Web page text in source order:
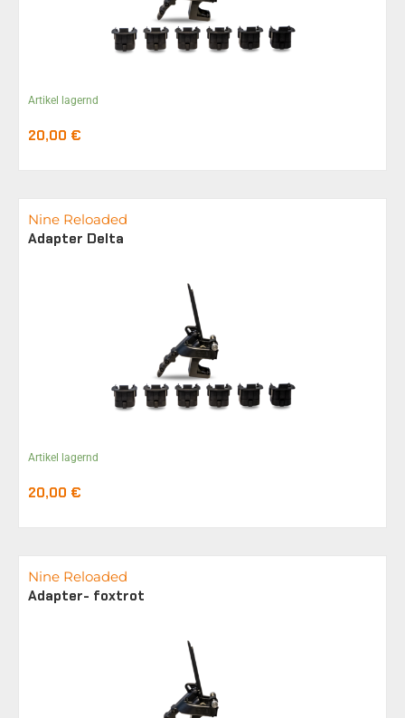
Artikel lagernd
20,00 €
Nine Reloaded
Adapter Delta
Artikel lagernd
20,00 €
Nine Reloaded
Adapter- foxtrot